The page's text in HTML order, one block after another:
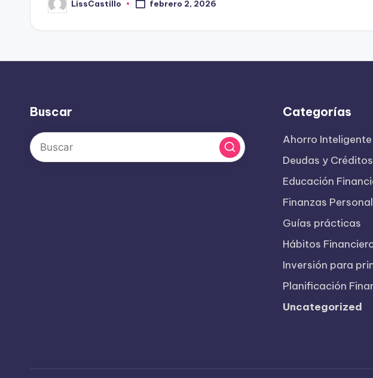
Publicado
por
LissCastillo febrero 2, 2026
Buscar Categorías
Ahorro Inteligente
Deudas y Créditos
Educación
Finanzas
Guías prácticas
Hábitos
Inversión para
Planificación
Uncategorized